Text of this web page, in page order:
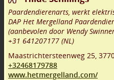
Paardendierenarts, werkt
DAP Het Mergelland
(aanbevolen door Wendy
+31 641207177 (NL)
Maastrichtersteenweg 25
+32468179788
www.hetmergelland.com/